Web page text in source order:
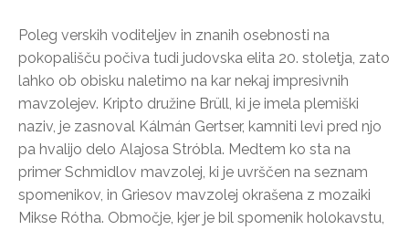
Poleg verskih voditeljev in znanih osebnosti na
pokopališču počiva tudi judovska elita 20. stoletja, zato
lahko ob obisku naletimo na kar nekaj impresivnih
mavzolejev. Kripto družine Brüll, ki je imela plemiški
naziv, je zasnoval Kálmán Gertser, kamniti levi pred njo
pa hvalijo delo Alajosa Stróbla. Medtem ko sta na
primer Schmidlov mavzolej, ki je uvrščen na seznam
spomenikov, in Griesov mavzolej okrašena z mozaiki
Mikse Rótha. Območje, kjer je bil spomenik holokavstu,